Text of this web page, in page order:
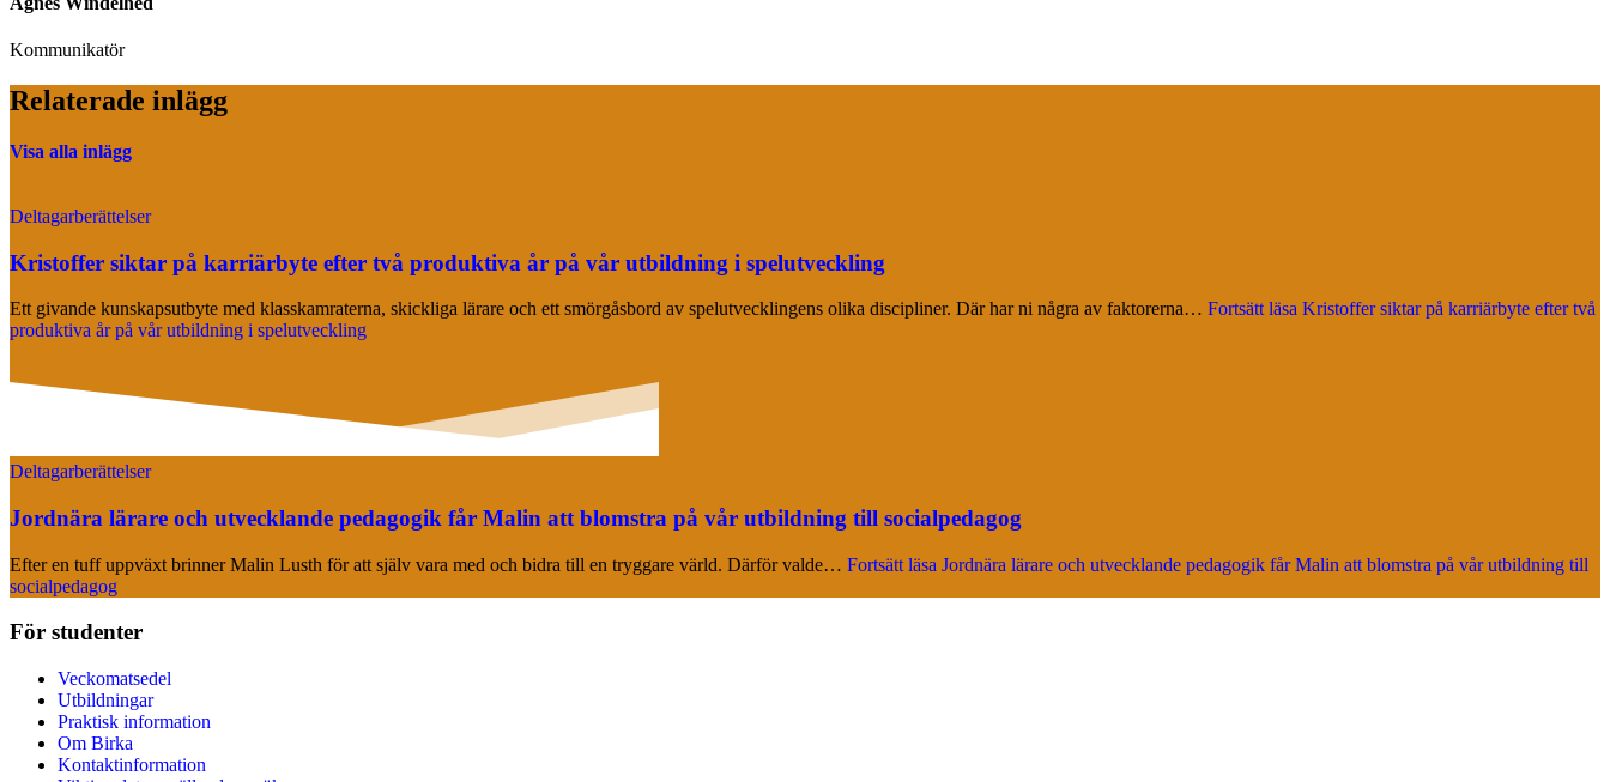
Kommunikatör
Relaterade inlägg
Visa alla inlägg
Deltagarberättelser
Kristoffer siktar på karriärbyte efter två produktiva år på vår utbildning i spelutveckling
Ett givande kunskapsutbyte med klasskamraterna, skickliga lärare och ett smörgåsbord av spelutvecklingens olika discipliner. Där har ni några av faktorerna… Fortsätt läsa Kristoffer siktar på karriärbyte efter två
produktiva år på vår utbildning i spelutveckling
Deltagarberättelser
Jordnära lärare och utvecklande pedagogik får Malin att blomstra på vår utbildning till socialpedagog
Efter en tuff uppväxt brinner Malin Lusth för att själv vara med och bidra till en tryggare värld. Därför valde… Fortsätt läsa Jordnära lärare och utvecklande pedagogik får Malin att blomstra på vår utbildning till
socialpedagog
För studenter
Veckomatsedel
Utbildningar
Praktisk information
Om Birka
Kontaktinformation